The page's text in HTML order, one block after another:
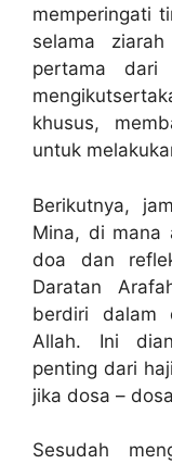
memperingati
selama
pertama
khusus,
untuk
Berikutnya,
Mina, di mana
doa dan
Daratan
berdiri dalam
Allah. Ini
penting dari
jika dosa –
Sesudah